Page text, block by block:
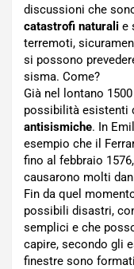
discussioni che
catastrofi naturali e
terremoti,
si possono
sisma. Come?
Già nel lontano
possibilità esistenti
antisismiche. In
esempio che il
fino al febbraio
causarono molti
Fin da quel
possibili disastri,
semplici e che
capire, secondo gli
finestre sono